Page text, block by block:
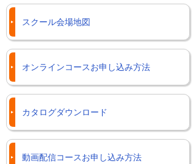
スクール会場地図
オンラインコースお申し込み方法
カタログダウンロード
動画配信コースお申し込み方法